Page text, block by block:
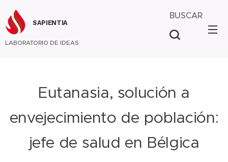
SAPIENTIA
LABORATORIO DE IDEAS
BUSCAR
Eutanasia, solución a
envejecimiento de población:
jefe de salud en Bélgica